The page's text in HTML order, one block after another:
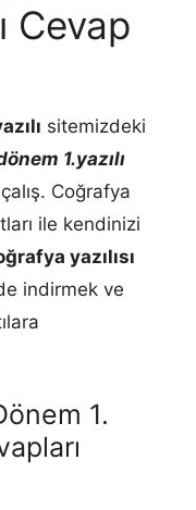
Cevap
sitemizdeki
1.yazılı
Coğrafya
ile kendinizi
yazılısı
indirmek ve
1.